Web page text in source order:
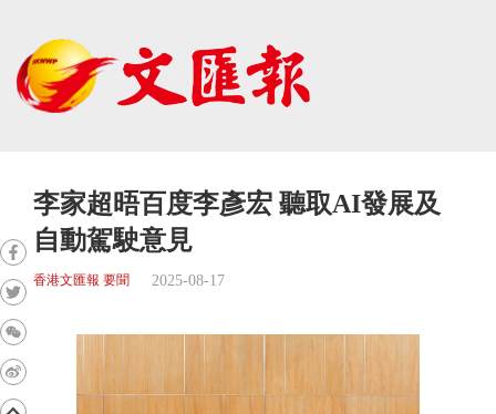
李家超晤百度李彥宏 聽取AI發展及
自動駕駛意見
香港文匯報 要聞 2025-08-17